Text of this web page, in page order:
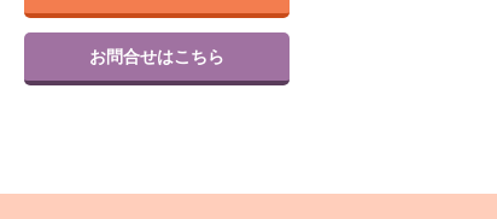
お問合せはこちら